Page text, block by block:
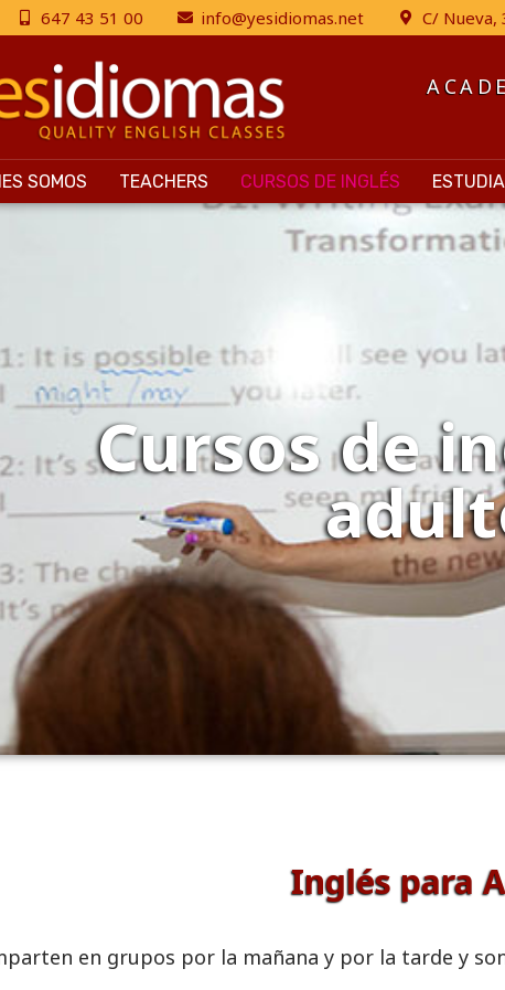
647 43 51 00 info@yesidiomas.net C/ Nueva,
SOMOS TEACHERS CURSOS DE INGLÉS
Cursos de
Inglés para
en grupos por la mañana y por la tarde y